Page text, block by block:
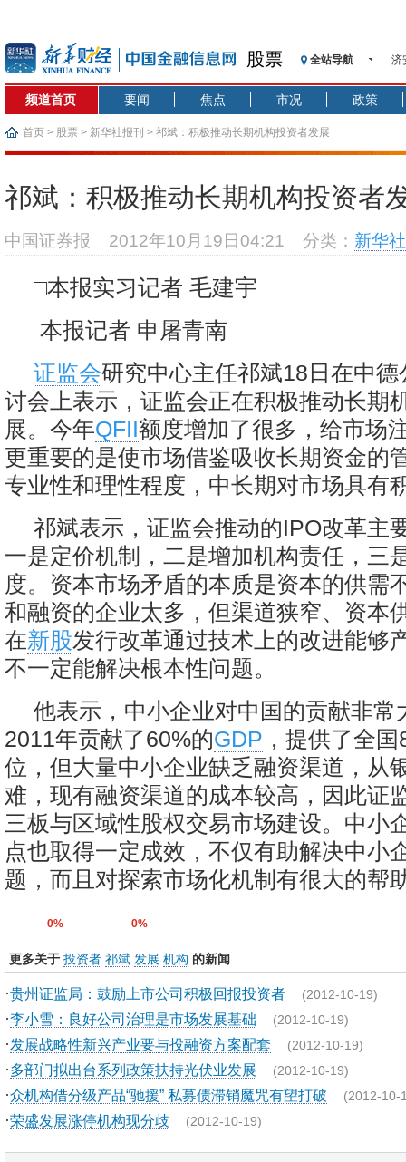
股票 全站导航
济
【
济
在
基
频道首页 要闻 焦点 市况 政策
首页 > 股票 > 新华社报刊 > 祁斌：积极推动长期机构投资者发展
祁斌：积极推动长期机构投资者
中国证券报 2012年10月19日04:21 分类： 新华
□本报实习记者 毛建宇
本报记者 申屠青南
证监会研究中心主任祁斌18日在中
讨会上表示，证监会正在积极推动长期
展。今年QFII额度增加了很多，给市场
更重要的是使市场借鉴吸收长期资金的
专业性和理性程度，中长期对市场具有
祁斌表示，证监会推动的IPO改革主
一是定价机制，二是增加机构责任，三
度。资本市场矛盾的本质是资本的供需
和融资的企业太多，但渠道狭窄、资本
在新股发行改革通过技术上的改进能够
不一定能解决根本性问题。
他表示，中小企业对中国的贡献非常
2011年贡献了60%的GDP ，提供了全
位，但大量中小企业缺乏融资渠道，从
难，现有融资渠道的成本较高，因此证
三板与区域性股权交易市场建设。中小
点也取得一定成效，不仅有助解决中小
题，而且对探索市场化机制有很大的帮
0% 0%
更多关于 投资者 祁斌 发展 机构 的新闻
·贵州证监局：鼓励上市公司积极回报投资者 (2012-10-19)
·李小雪：良好公司治理是市场发展基础 (2012-10-19)
·发展战略性新兴产业要与投融资方案配套 (2012-10-19)
·多部门拟出台系列政策扶持光伏业发展 (2012-10-19)
·众机构借分级产品“驰援” 私募债滞销魔咒有望打破 (2012-10-
·荣盛发展涨停机构现分歧 (2012-10-19)